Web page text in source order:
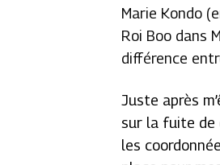
Marie Kondo
Roi Boo dans
différence
Juste après
sur la fuite de
les